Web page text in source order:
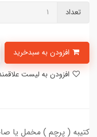
تعداد
کتیبه ( پرچم ) مخمل یا